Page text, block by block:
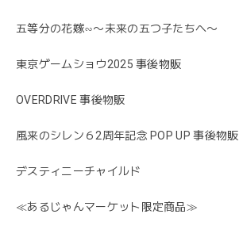
五等分の花嫁∽〜未来の五つ子たちへ〜
東京ゲームショウ2025 事後物販
OVERDRIVE 事後物販
風来のシレン６2周年記念 POP UP 事後物販
デスティニーチャイルド
≪あるじゃんマーケット限定商品≫